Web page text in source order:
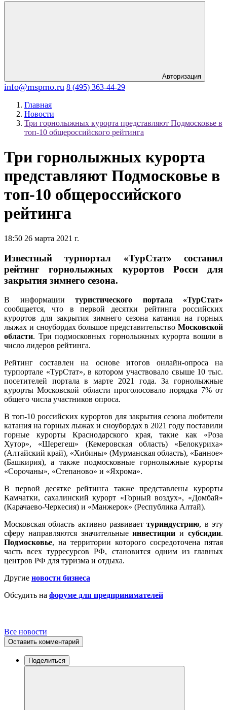
Авторизация
info@mspmo.ru 8 (495) 363-44-29
Главная
Новости
Три горнолыжных курорта представляют Подмосковье в
топ-10 общероссийского рейтинга
Три горнолыжных курорта
представляют Подмосковье в
топ-10 общероссийского
рейтинга
18:50 26 марта 2021 г.
Известный турпортал «ТурСтат» составил
рейтинг горнолыжных курортов Росси для
закрытия зимнего сезона.
В информации туристического портала «ТурСтат»
сообщается, что в первой десятки рейтинга российских
курортов для закрытия зимнего сезона катания на горных
лыжах и сноубордах большое представительство Московской
области. Три подмосковных горнолыжных курорта вошли в
число лидеров рейтинга.
Рейтинг составлен на основе итогов онлайн-опроса на
турпортале «ТурСтат», в котором участвовало свыше 10 тыс.
посетителей портала в марте 2021 года. За горнолыжные
курорты Московской области проголосовало порядка 7% от
общего числа участников опроса.
В топ-10 российских курортов для закрытия сезона любители
катания на горных лыжах и сноубордах в 2021 году поставили
горные курорты Краснодарского края, такие как «Роза
Хутор», «Шерегеш» (Кемеровская область) «Белокуриха»
(Алтайский край), «Хибины» (Мурманская область), «Банное»
(Башкирия), а также подмосковные горнолыжные курорты
«Сорочаны», «Степаново» и «Яхрома».
В первой десятке рейтинга также представлены курорты
Камчатки, сахалинский курорт «Горный воздух», «Домбай»
(Карачаево-Черкесия) и «Манжерок» (Республика Алтай).
Московская область активно развиваеттуриндустрию, в эту
сферу направляются значительныеинвестиции исубсидии.
Подмосковье, на территории которого сосредоточена пятая
часть всех турресурсов РФ, становится одним из главных
центров РФ для туризма и отдыха.
Другие новости бизнеса
Обсудить на форуме для предпринимателей
Все новости
Оставить комментарий
Поделиться